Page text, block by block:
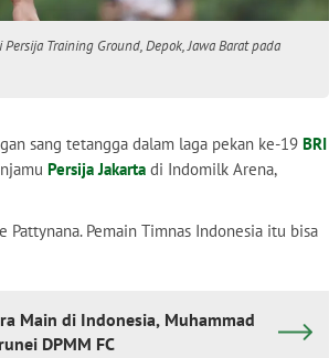
Training Ground, Depok, Jawa Barat pada
sang tetangga dalam laga pekan ke-19 BRI
Persija Jakarta di Indomilk Arena,
Pemain Timnas Indonesia itu bisa
Main di Indonesia, Muhammad
DPMM FC